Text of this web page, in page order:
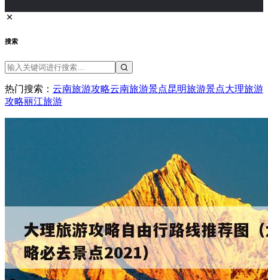
搜索
热门搜索： 云南旅游攻略云南旅游景点昆明旅游景点大理旅游
攻略丽江旅游